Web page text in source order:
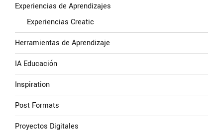
Experiencias de Aprendizajes
Experiencias Creatic
Herramientas de Aprendizaje
IA Educación
Inspiration
Post Formats
Proyectos Digitales